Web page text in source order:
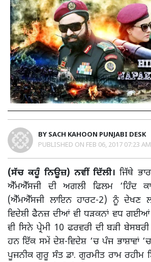
BY SACH KAHOON PUNJABI DESK
PUBLISHED ON FEB 06, 2017 07:23
(ਸੱਚ ਕਹੂੰ ਨਿਊਜ਼) ਨਵੀਂ ਦਿੱਲੀ। ਜਿੱਥੇ
ਐੱਮਐੱਸਜੀ ਦੀ ਅਗਲੀ ਫਿਲਮ ‘ਹਿੰਦ
(ਐੱਮਐੱਸਜੀ ਲਾਇਨ ਹਾਰਟ-2) ਨੂੰ ਦੇਖਣ
ਵਿਦੇਸ਼ੀ ਫੈਨਜ਼ ਦੀਆਂ ਵੀ ਧੜਕਨਾਂ ਵਧ
ਵੀ ਸਿਨੇ ਪ੍ਰੇਮੀ 10 ਫਰਵਰੀ ਦੀ ਬੜੀ
ਹਨ ਇੱਕ ਸਮੇਂ ਦੇਸ਼-ਵਿਦੇਸ਼ ‘ਚ ਪੰਜ ਭਾਸ਼ਾਵਾਂ
ਪੂਜਨੀਕ ਗੁਰੂ ਸੰਤ ਡਾ. ਗੁਰਮੀਤ ਰਾਮ ਰਹੀਮ